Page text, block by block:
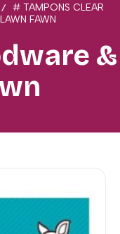
# TAMPONS CLEAR
FAWN
&